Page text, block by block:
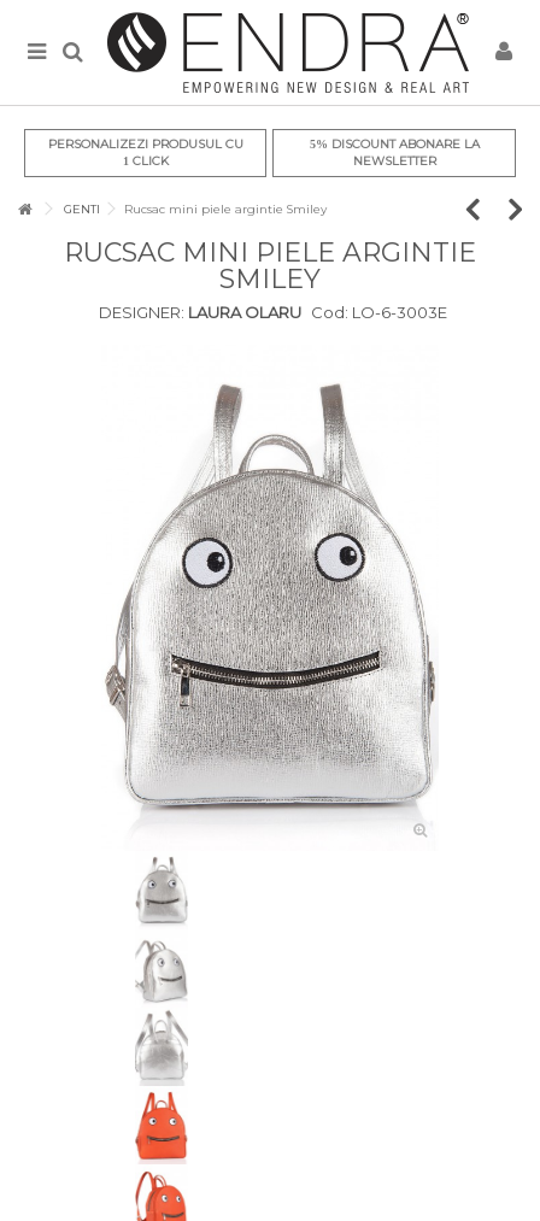
PERSONALIZEZI PRODUSUL CU
1CLICK
5% DISCOUNT ABONARE LA
NEWSLETTER
GENTI Rucsac mini piele argintie Smiley
RUCSAC MINI PIELE ARGINTIE
SMILEY
DESIGNER: LAURA OLARU Cod: LO-6-3003E